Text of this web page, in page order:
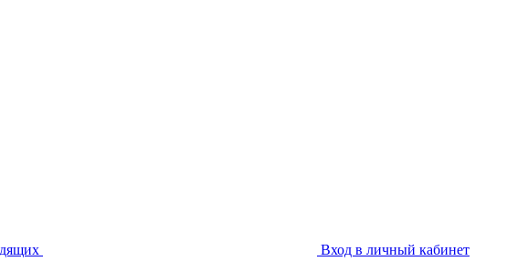
Вход в личный кабинет